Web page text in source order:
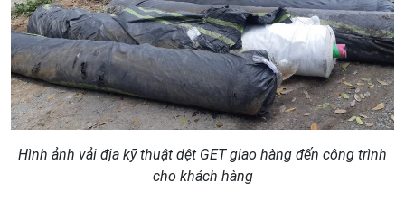
Hình ảnh vải địa kỹ thuật dệt GET giao hàng đến công trình
cho khách hàng